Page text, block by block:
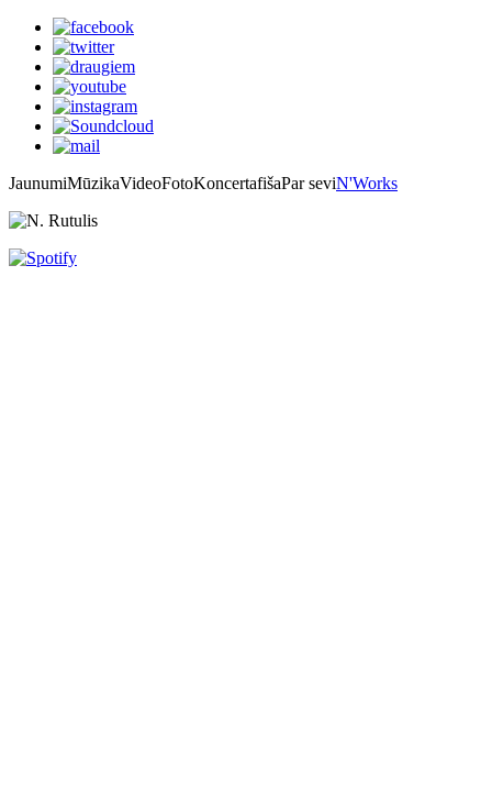
JaunumiMūzikaVideoFotoKoncertafišaPar seviN'Works